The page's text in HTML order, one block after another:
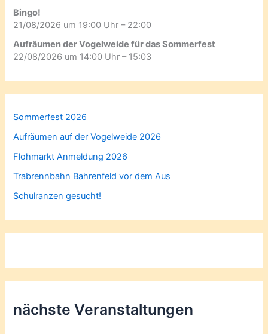
Bingo!
21/08/2026 um 19:00 Uhr – 22:00
Aufräumen der Vogelweide für das Sommerfest
22/08/2026 um 14:00 Uhr – 15:03
Sommerfest 2026
Aufräumen auf der Vogelweide 2026
Flohmarkt Anmeldung 2026
Trabrennbahn Bahrenfeld vor dem Aus
Schulranzen gesucht!
nächste Veranstaltungen